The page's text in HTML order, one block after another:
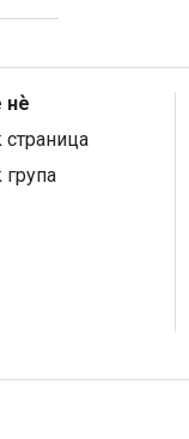
нѐ
страница
група